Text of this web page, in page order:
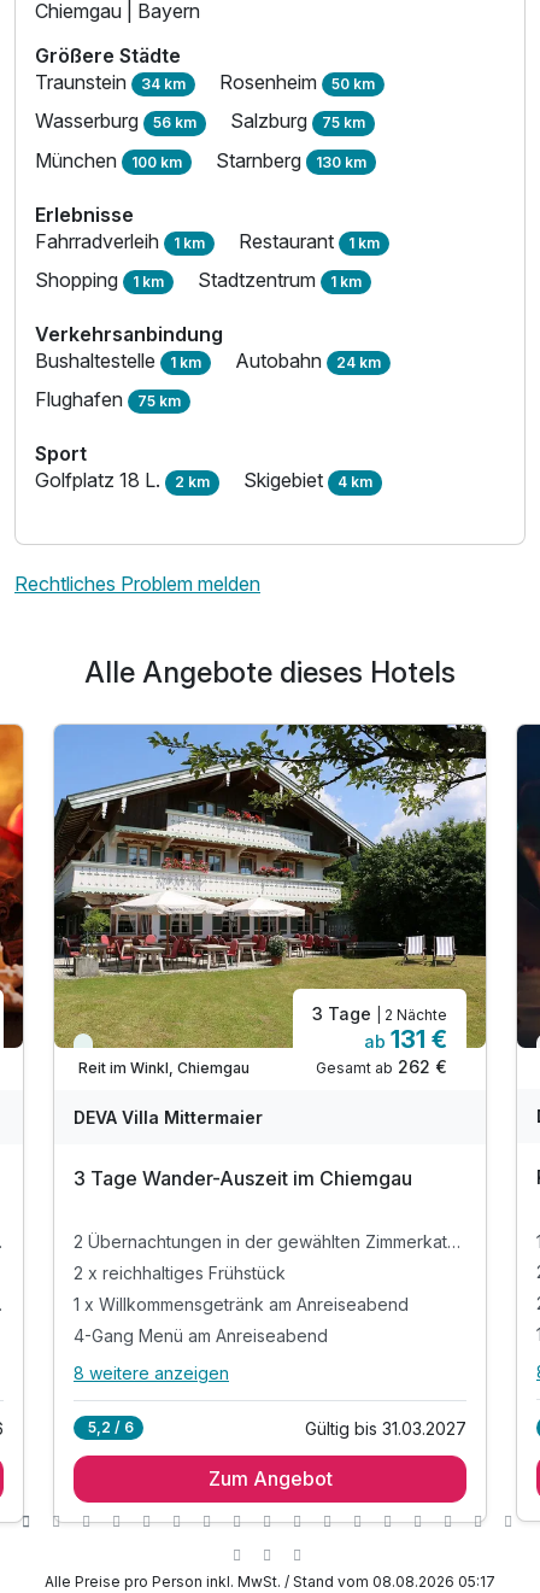
Chiemgau | Bayern
Größere Städte
Traunstein 34 km Rosenheim 50 km
Wasserburg 56 km Salzburg 75 km
München 100 km Starnberg 130 km
Erlebnisse
Fahrradverleih 1 km Restaurant 1 km
Shopping 1 km Stadtzentrum 1 km
Verkehrsanbindung
Bushaltestelle 1 km Autobahn 24 km
Flughafen 75 km
Sport
Golfplatz 18 L. 2 km Skigebiet 4 km
Rechtliches Problem melden
Alle Angebote dieses Hotels
Viele Termine frei
Reit im Winkl, Chiemgau
3 Tage | 2 Nächte
ab 131 €
Gesamt ab 262 €
DEVA Villa Mittermaier
3 Tage Wander-Auszeit im Chiemgau
2 Übernachtungen in der gewählten Zimmerkategorie
2 x reichhaltiges Frühstück
1 x Willkommensgetränk am Anreiseabend
4-Gang Menü am Anreiseabend
Alle Inklusivleistungen
Zimmerkategorie
2 x reichhaltiges Frühstück
4-Gang Menü am Anreiseabend
8 weitere anzeigen
5,2 / 6 Gültig bis 31.03.2027
Zum Angebot
Alle Preise pro Person inkl. MwSt. / Stand vom 08.08.2026 05:17